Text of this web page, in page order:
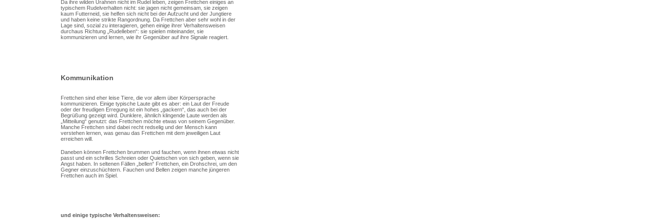
Da ihre wilden Urahnen nicht im Rudel leben, zeigen Frettchen einiges an
typischem Rudelverhalten nicht: sie jagen nicht gemeinsam, sie zeigen
kaum Futterneid, sie helfen sich nicht bei der Aufzucht und der Jungtiere
und haben keine strikte Rangordnung. Da Frettchen aber sehr wohl in der
Lage sind, sozial zu interagieren, gehen einige ihrer Verhaltensweisen
durchaus Richtung „Rudelleben“: sie spielen miteinander, sie
kommunizieren und lernen, wie ihr Gegenüber auf ihre Signale reagiert.
Kommunikation
Frettchen sind eher leise Tiere, die vor allem über Körpersprache
kommunizieren. Einige typische Laute gibt es aber: ein Laut der Freude
oder der freudigen Erregung ist ein hohes „gackern“, das auch bei der
Begrüßung gezeigt wird. Dunklere, ähnlich klingende Laute werden als
„Mitteilung“ genutzt: das Frettchen möchte etwas von seinem Gegenüber.
Manche Frettchen sind dabei recht redselig und der Mensch kann
verstehen lernen, was genau das Frettchen mit dem jeweiligen Laut
erreichen will.
Daneben können Frettchen brummen und fauchen, wenn ihnen etwas nicht
passt und ein schrilles Schreien oder Quietschen von sich geben, wenn sie
Angst haben. In seltenen Fällen „bellen“ Frettchen, ein Drohschrei, um den
Gegner einzuschüchtern. Fauchen und Bellen zeigen manche jüngeren
Frettchen auch im Spiel.
und einige typische Verhaltensweisen: